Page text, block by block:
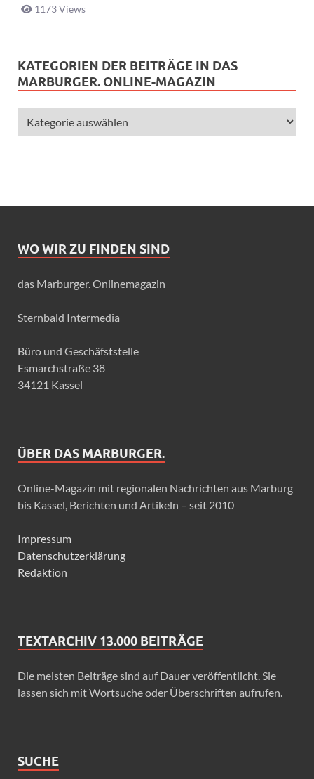
1173 Views
KATEGORIEN DER BEITRÄGE IN DAS
MARBURGER. ONLINE-MAGAZIN
WO WIR ZU FINDEN SIND
das Marburger. Onlinemagazin
Sternbald Intermedia
Büro und Geschäfststelle
Esmarchstraße 38
34121 Kassel
ÜBER DAS MARBURGER.
Online-Magazin mit regionalen Nachrichten aus Marburg
bis Kassel, Berichten und Artikeln – seit 2010
Impressum
Datenschutzerklärung
Redaktion
TEXTARCHIV 13.000 BEITRÄGE
Die meisten Beiträge sind auf Dauer veröffentlicht. Sie
lassen sich mit Wortsuche oder Überschriften aufrufen.
SUCHE